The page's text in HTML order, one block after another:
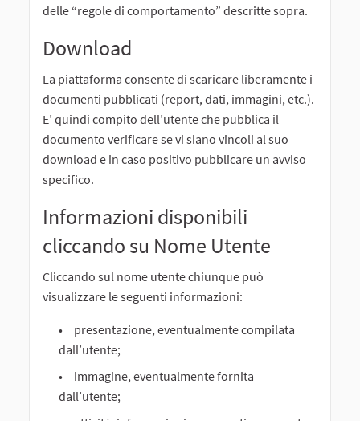
delle “regole di comportamento” descritte sopra.
Download
La piattaforma consente di scaricare liberamente i
documenti pubblicati (report, dati, immagini, etc.).
E’ quindi compito dell’utente che pubblica il
documento verificare se vi siano vincoli al suo
download e in caso positivo pubblicare un avviso
specifico.
Informazioni disponibili
cliccando su Nome Utente
Cliccando sul nome utente chiunque può
visualizzare le seguenti informazioni:
presentazione, eventualmente compilata
dall’utente;
immagine, eventualmente fornita
dall’utente;